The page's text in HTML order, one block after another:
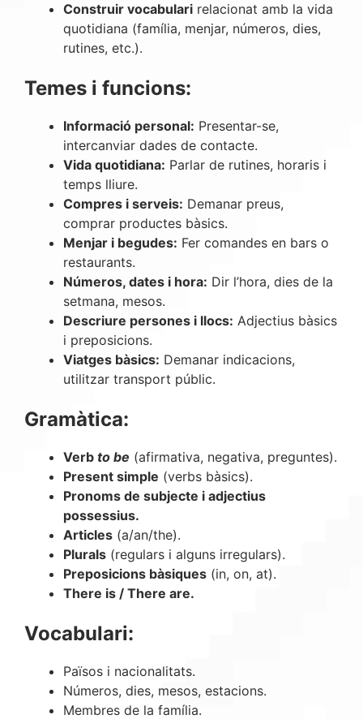
Construir vocabulari relacionat amb la vida
quotidiana (família, menjar, números, dies,
rutines, etc.).
Temes i funcions:
Informació personal: Presentar-se,
intercanviar dades de contacte.
Vida quotidiana: Parlar de rutines, horaris i
temps lliure.
Compres i serveis: Demanar preus,
comprar productes bàsics.
Menjar i begudes: Fer comandes en bars o
restaurants.
Números, dates i hora: Dir l’hora, dies de la
setmana, mesos.
Descriure persones i llocs: Adjectius bàsics
i preposicions.
Viatges bàsics: Demanar indicacions,
utilitzar transport públic.
Gramàtica:
Verb to be (afirmativa, negativa, preguntes).
Present simple (verbs bàsics).
Pronoms de subjecte i adjectius
possessius.
Articles (a/an/the).
Plurals (regulars i alguns irregulars).
Preposicions bàsiques (in, on, at).
There is / There are.
Vocabulari:
Països i nacionalitats.
Números, dies, mesos, estacions.
Membres de la família.